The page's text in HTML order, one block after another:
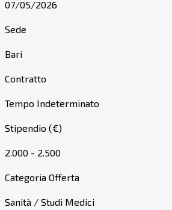
07/05/2026
Sede
Bari
Contratto
Tempo Indeterminato
Stipendio (€)
2.000 - 2.500
Categoria Offerta
Sanità / Studi Medici